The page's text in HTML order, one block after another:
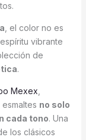
, el color no es
vibrante
de
.
Mexex
no solo
cada tono. Una
los clásicos